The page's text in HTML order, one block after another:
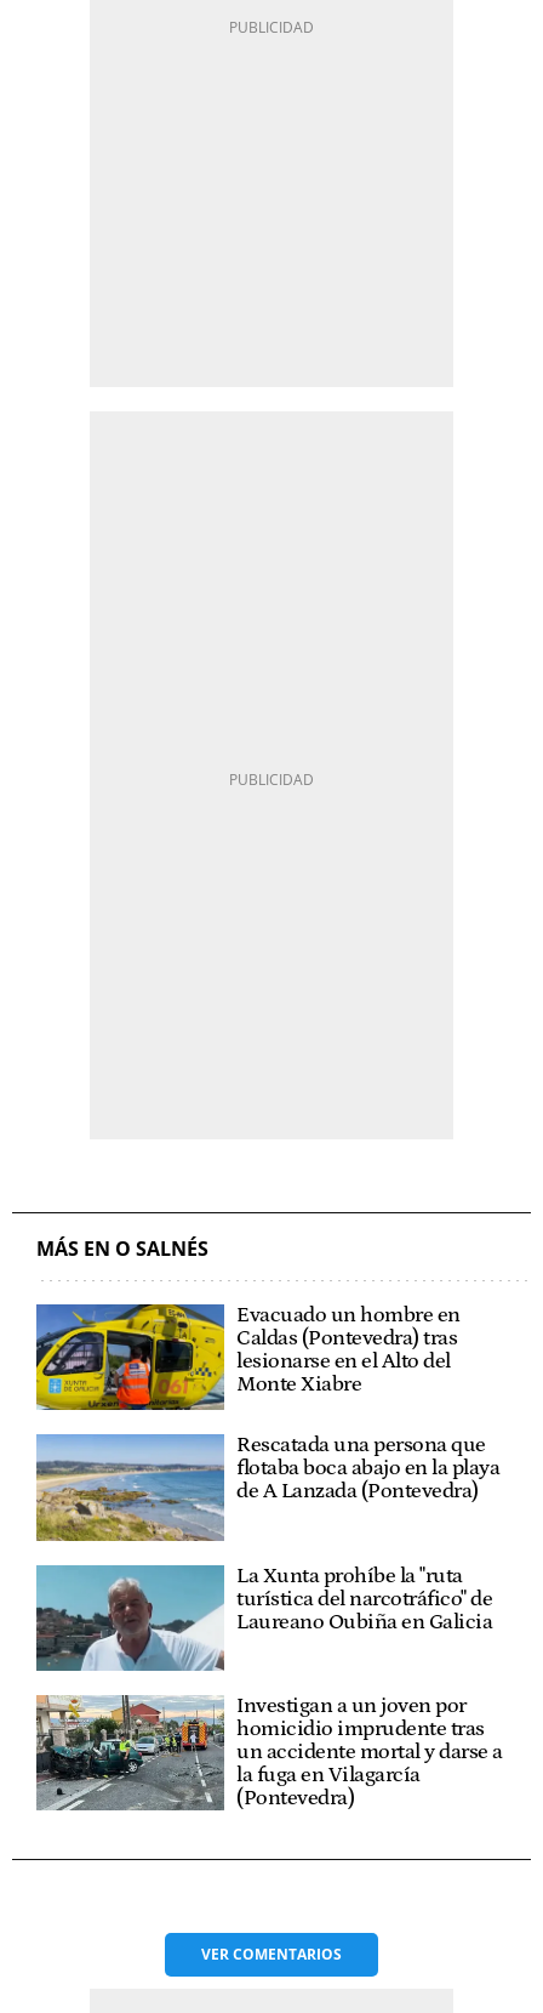
MÁS EN O SALNÉS
Evacuado un hombre en
Caldas (Pontevedra) tras
lesionarse en el Alto del
Monte Xiabre
Rescatada una persona que
flotaba boca abajo en la playa
de A Lanzada (Pontevedra)
La Xunta prohíbe la "ruta
turística del narcotráfico" de
Laureano Oubiña en Galicia
Investigan a un joven por
homicidio imprudente tras
un accidente mortal y darse a
la fuga en Vilagarcía
(Pontevedra)
VERCOMENTARIOS